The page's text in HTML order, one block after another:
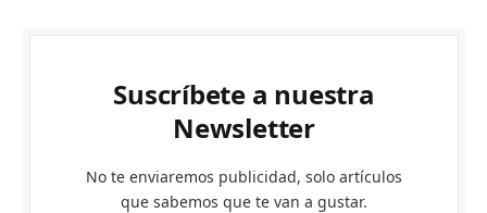
Suscríbete a nuestra
Newsletter
No te enviaremos publicidad, solo artículos
que sabemos que te van a gustar.